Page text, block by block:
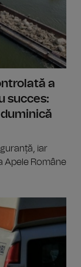
a
succes:
iar
Apele Române